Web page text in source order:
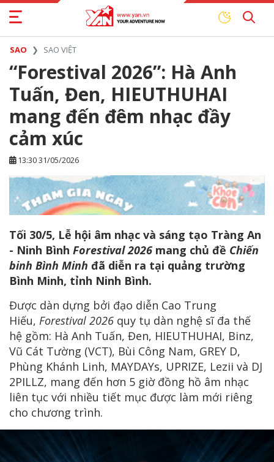
SAO SAO VIỆT
“Forestival 2026”: Hà Anh
Tuấn, Đen, HIEUTHUHAI
mang đến đêm nhạc đầy
cảm xúc
13:30 31/05/2026
Tối 30/5, Lễ hội âm nhạc và sáng tạo Tràng An
- Ninh Bình Forestival 2026 mang chủ đề Chiến
binh Bình Minh đã diễn ra tại quảng trường
Bình Minh, tỉnh Ninh Bình.
Được dàn dựng bởi đạo diễn Cao Trung
Hiếu, Forestival 2026 quy tụ dàn nghệ sĩ đa thế
hệ gồm: Hà Anh Tuấn, Đen, HIEUTHUHAI, Binz,
Vũ Cát Tường (VCT), Bùi Công Nam, GREY D,
Phùng Khánh Linh, MAYDAYs, UPRIZE, Lezii và DJ
2PILLZ, mang đến hơn 5 giờ đồng hồ âm nhạc
liên tục với nhiều tiết mục được làm mới riêng
cho chương trình.